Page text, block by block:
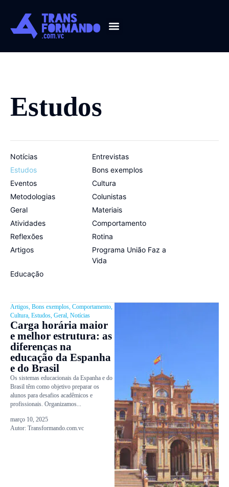
Estudos
Notícias
Entrevistas
Estudos
Bons exemplos
Eventos
Cultura
Metodologias
Colunistas
Geral
Materiais
Atividades
Comportamento
Reflexões
Rotina
Artigos
Programa União Faz a
Vida
Educação
Artigos, Bons exemplos, Comportamento,
Cultura, Estudos, Geral, Notícias
Carga horária maior
e melhor estrutura: as
diferenças na
educação da Espanha
e do Brasil
Os sistemas educacionais da Espanha e do
Brasil têm como objetivo preparar os
alunos para desafios acadêmicos e
profissionais. Organizamos...
março 10, 2025
Autor: Transformando.com.vc